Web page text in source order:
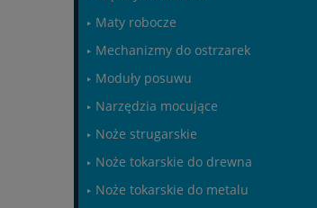
Maty robocze
Mechanizmy do ostrzarek
Moduły posuwu
Narzędzia mocujące
Noże strugarskie
Noże tokarskie do drewna
Noże tokarskie do metalu
- Tarcza tnąca
60 WZ
Holzkraft - Tarcza tnąca
300x30 mm Z96 - KSB-SFB
DO KOSZYKA